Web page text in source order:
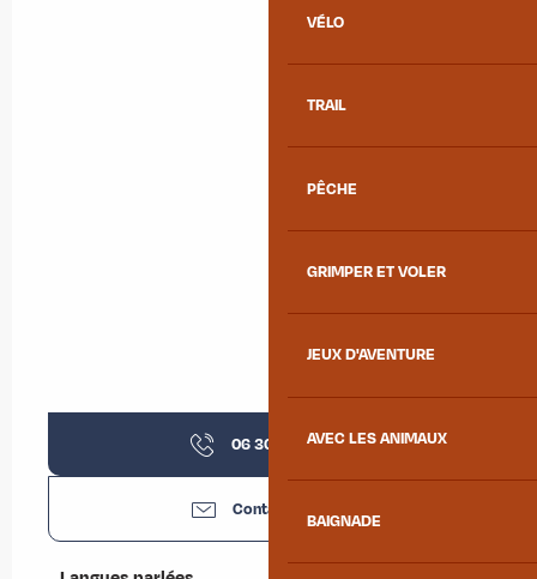
VÉLO
TRAIL
PÊCHE
GRIMPER ET VOLER
JEUX D'AVENTURE
AVEC LES ANIMAUX
BAIGNADE
06 30 06 58▒▒
Contactez-nous